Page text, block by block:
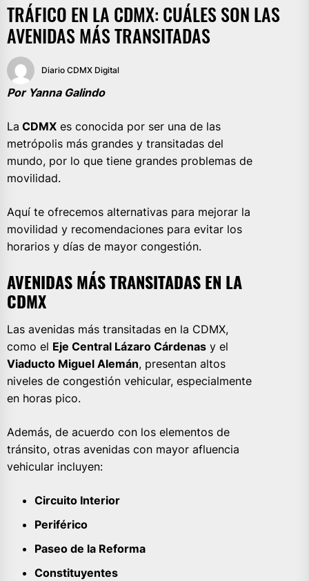
TRÁFICO EN LA CDMX: CUÁLES SON LAS
AVENIDAS MÁS TRANSITADAS
Diario CDMX Digital
Por Yanna Galindo
La CDMX es conocida por ser una de las
metrópolis más grandes y transitadas del
mundo, por lo que tiene grandes problemas de
movilidad.
Aquí te ofrecemos alternativas para mejorar la
movilidad y recomendaciones para evitar los
horarios y días de mayor congestión.
AVENIDAS MÁS TRANSITADAS EN LA
CDMX
Las avenidas más transitadas en la CDMX,
como el Eje Central Lázaro Cárdenas y el
Viaducto Miguel Alemán, presentan altos
niveles de congestión vehicular, especialmente
en horas pico.
Además, de acuerdo con los elementos de
tránsito, otras avenidas con mayor afluencia
vehicular incluyen:
Circuito Interior
Periférico
Paseo de la Reforma
Constituyentes